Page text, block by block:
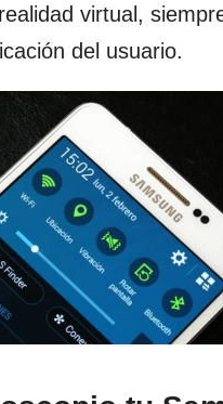
virtual,
del usuario.